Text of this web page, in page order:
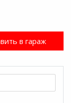
в гараж